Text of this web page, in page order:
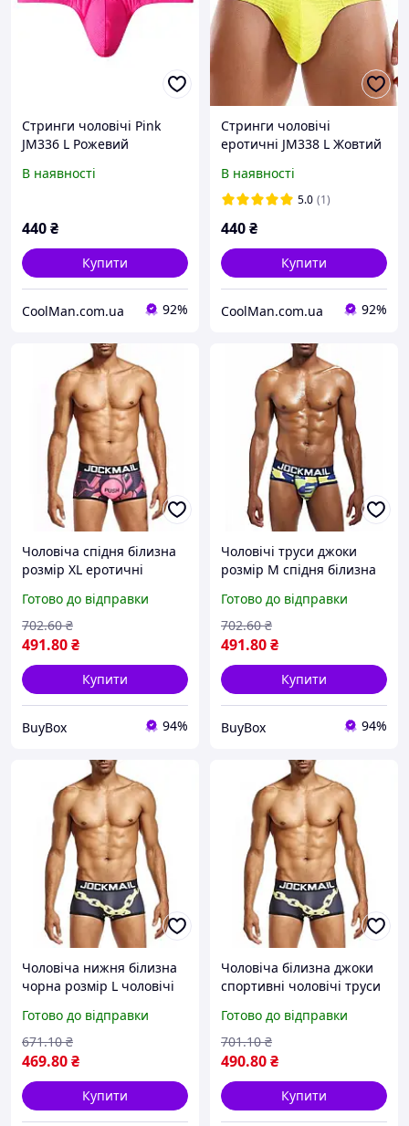
Стринги чоловічі Pink
JM336 L Рожевий
В наявності
440₴
Купити
CoolMan.com.ua 92%
Стринги чоловічі
еротичні JM338 L Жовтий
В наявності
5.0 (1)
440₴
Купити
CoolMan.com.ua 92%
Чоловіча спідня білизна
розмір XL еротичні
чоловіча білизна для
чоловіків
Готово до відправки
491.80₴
702.60 ₴
Купити
BuyBox 94%
Чоловічі труси джоки
розмір M спідня білизна
білизна спортивні
чоловічі труси
Готово до відправки
491.80₴
702.60 ₴
Купити
BuyBox 94%
Чоловіча нижня білизна
чорна розмір L чоловічі
білизна для спорту пляжу
Готово до відправки
469.80₴
671.10 ₴
Купити
Чоловіча білизна джоки
спортивні чоловічі труси
білизну для спорту та
пляжу розмір L box2
Готово до відправки
490.80₴
701.10 ₴
Купити